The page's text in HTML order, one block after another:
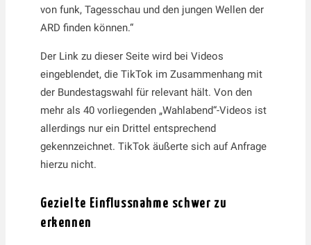
von funk, Tagesschau und den jungen Wellen der
ARD finden können.“
Der Link zu dieser Seite wird bei Videos
eingeblendet, die TikTok im Zusammenhang mit
der Bundestagswahl für relevant hält. Von den
mehr als 40 vorliegenden „Wahlabend“-Videos ist
allerdings nur ein Drittel entsprechend
gekennzeichnet. TikTok äußerte sich auf Anfrage
hierzu nicht.
Gezielte Einflussnahme schwer zu
erkennen